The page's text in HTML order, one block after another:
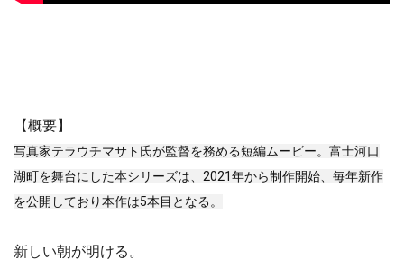
【概要】
写真家テラウチマサト氏が監督を務める短編ムービー。富士河口
湖町を舞台にした本シリーズは、2021年から制作開始、毎年新作
を公開しており本作は5本目となる。
新しい朝が明ける。